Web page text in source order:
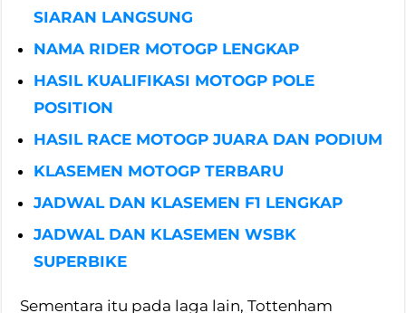
SIARAN LANGSUNG
NAMA RIDER MOTOGP LENGKAP
HASIL KUALIFIKASI MOTOGP POLE
POSITION
HASIL RACE MOTOGP JUARA DAN PODIUM
KLASEMEN MOTOGP TERBARU
JADWAL DAN KLASEMEN F1 LENGKAP
JADWAL DAN KLASEMEN WSBK
SUPERBIKE
Sementara itu pada laga lain, Tottenham